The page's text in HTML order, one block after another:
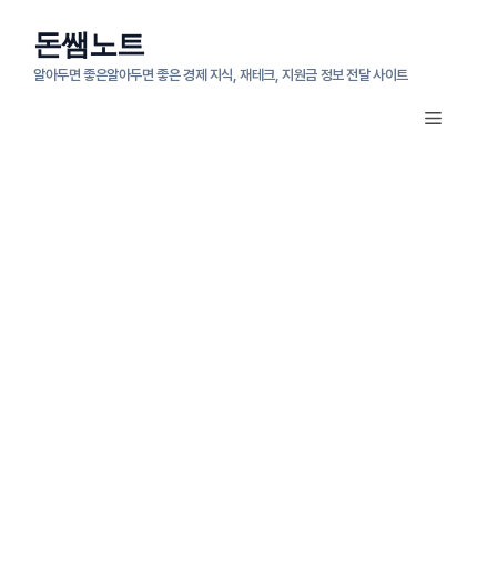
돈쌤노트
알아두면 좋은알아두면 좋은 경제 지식, 재테크, 지원금 정보 전달 사이트
메